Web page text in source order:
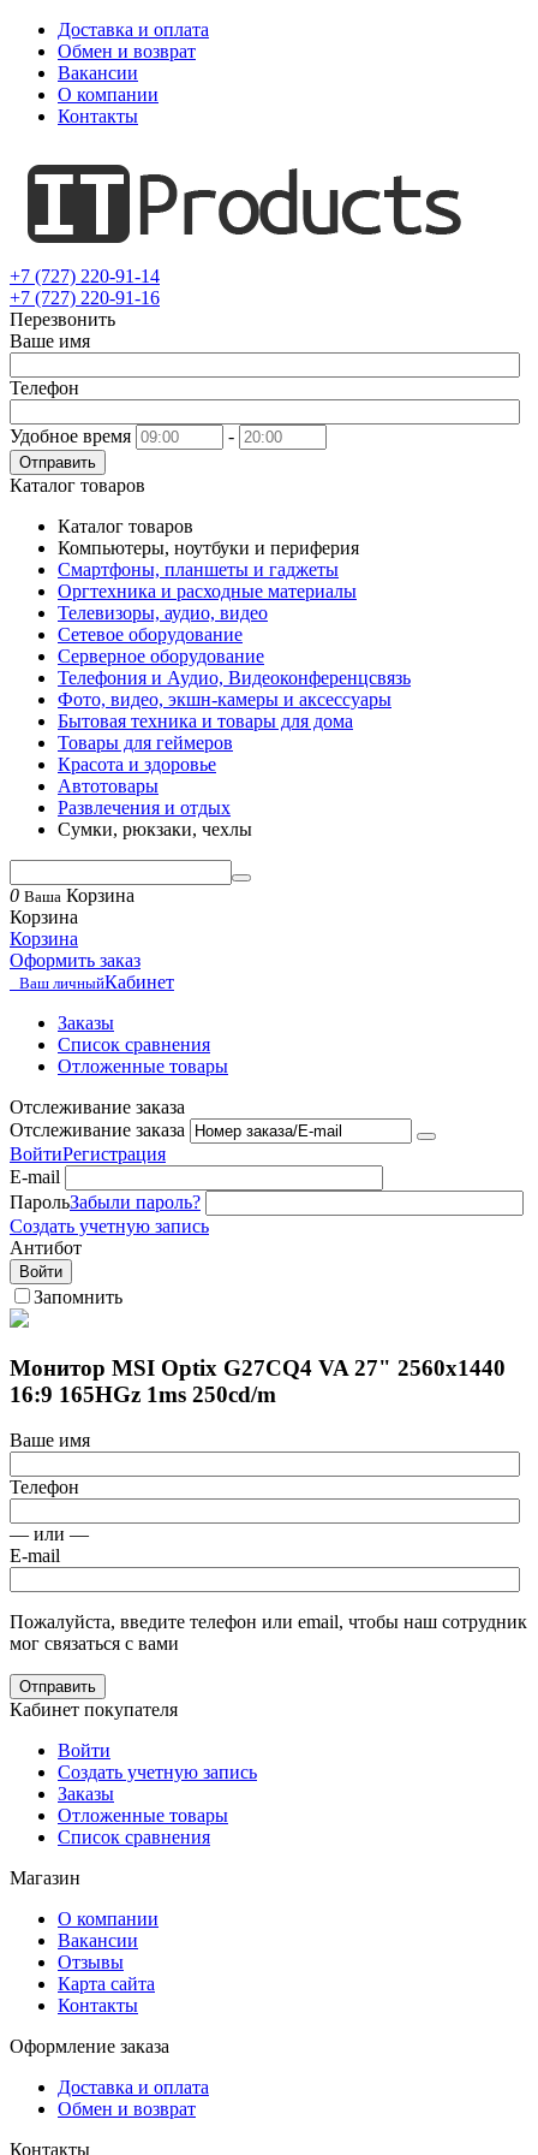
Доставка и оплата
Обмен и возврат
Вакансии
О компании
Контакты
+7 (727) 220-91-14
+7 (727) 220-91-16
Перезвонить
Ваше имя
Телефон
Удобное время -
Отправить
Каталог товаров
Каталог товаров
Компьютеры, ноутбуки и периферия
Смартфоны, планшеты и гаджеты
Оргтехника и расходные материалы
Телевизоры, аудио, видео
Сетевое оборудование
Серверное оборудование
Телефония и Аудио, Видеоконференцсвязь
Фото, видео, экшн-камеры и аксессуары
Бытовая техника и товары для дома
Товары для геймеров
Красота и здоровье
Автотовары
Развлечения и отдых
Сумки, рюкзаки, чехлы
0 Ваша Корзина
Корзина
Корзина
Оформить заказ
Ваш личныйКабинет
Заказы
Список сравнения
Отложенные товары
Отслеживание заказа
Отслеживание заказа
ВойтиРегистрация
E-mail
ПарольЗабыли пароль?
Создать учетную запись
Антибот
Войти
Запомнить
Монитор MSI Optix G27CQ4 VA 27" 2560x1440
16:9 165HGz 1ms 250cd/m
Ваше имя
Телефон
— или —
E-mail
Пожалуйста, введите телефон или email, чтобы наш сотрудник
мог связаться с вами
Отправить
Кабинет покупателя
Войти
Создать учетную запись
Заказы
Отложенные товары
Список сравнения
Магазин
О компании
Вакансии
Отзывы
Карта сайта
Контакты
Оформление заказа
Доставка и оплата
Обмен и возврат
Контакты